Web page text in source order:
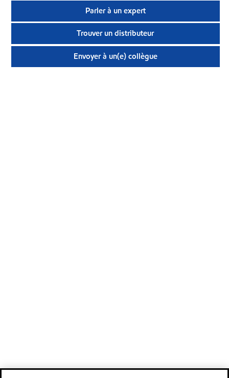
Parler à un expert
Trouver un distributeur
Envoyer à un(e) collègue